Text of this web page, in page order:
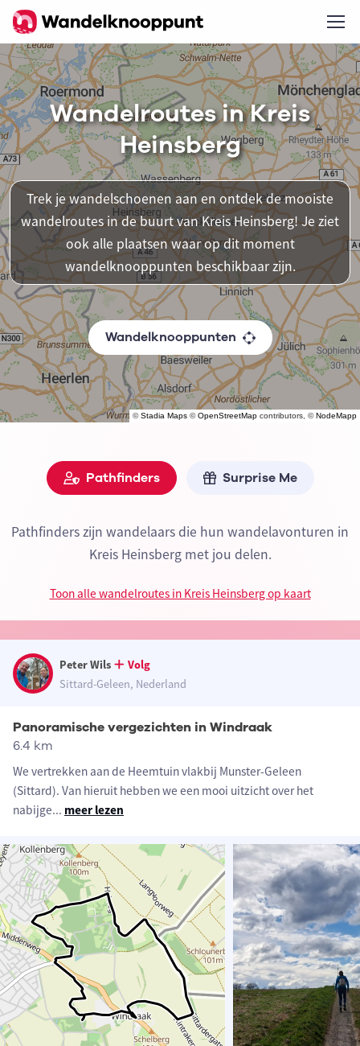
©Stadia Maps ©OpenStreetMap contributors, ©NodeMapp
Wandelroutes in Kreis
Heinsberg
Trek je wandelschoenen aan en ontdek de mooiste
wandelroutes in de buurt van Kreis Heinsberg! Je ziet
ook alle plaatsen waar op dit moment
wandelknooppunten beschikbaar zijn.
Wandelknooppunten
Pathfinders Surprise Me
Pathfinders zijn wandelaars die hun wandelavonturen in
Kreis Heinsberg met jou delen.
Toon alle wandelroutes in Kreis Heinsberg op kaart
Peter Wils
Volg
Sittard-Geleen, Nederland
Panoramische vergezichten in Windraak
6.4 km
We vertrekken aan de Heemtuin vlakbij Munster-Geleen
(Sittard). Van hieruit hebben we een mooi uitzicht over het
nabijge... meer lezen